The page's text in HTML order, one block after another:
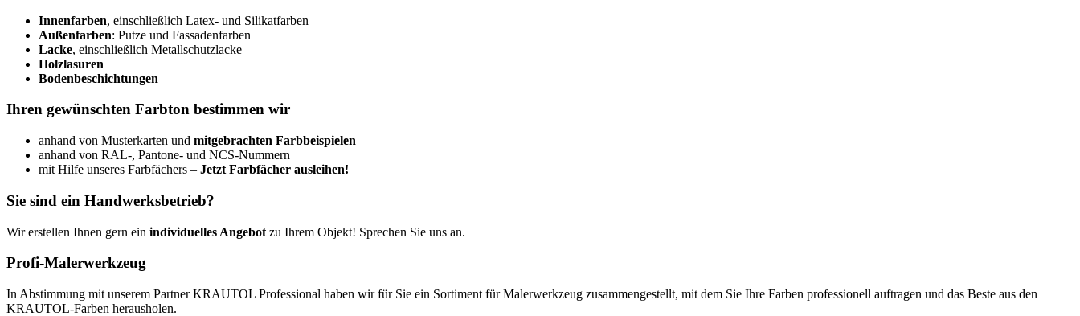
Innenfarben, einschließlich Latex- und Silikatfarben
Außenfarben: Putze und Fassadenfarben
Lacke, einschließlich Metallschutzlacke
Holzlasuren
Bodenbeschichtungen
Ihren gewünschten Farbton bestimmen wir
anhand von Musterkarten und mitgebrachten Farbbeispielen
anhand von RAL-, Pantone- und NCS-Nummern
mit Hilfe unseres Farbfächers – Jetzt Farbfächer ausleihen!
Sie sind ein Handwerksbetrieb?
Wir erstellen Ihnen gern ein individuelles Angebot zu Ihrem Objekt! Sprechen Sie uns an.
Profi-Malerwerkzeug
In Abstimmung mit unserem Partner KRAUTOL Professional haben wir für Sie ein Sortiment für Malerwerkzeug zusammengestellt, mit dem Sie Ihre Farben professionell auftragen und das Beste aus den
KRAUTOL-Farben herausholen.